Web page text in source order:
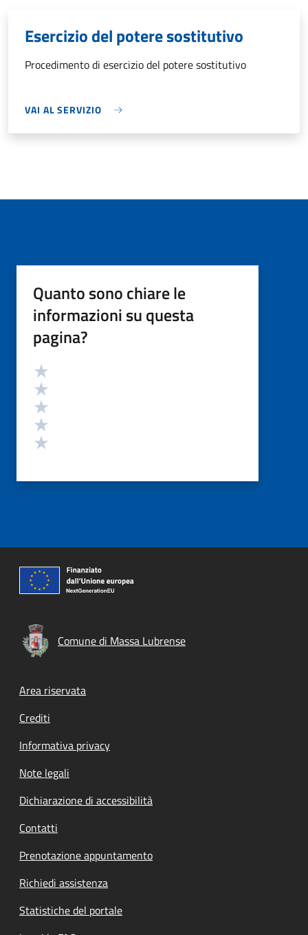
Esercizio del potere sostitutivo
Procedimento di esercizio del potere sostitutivo
VAI AL SERVIZIO
Quanto sono chiare le
informazioni su questa
pagina?
Valutazione
Comune di Massa Lubrense
Footer menu
Area riservata
Crediti
Informativa privacy
Note legali
Dichiarazione di accessibilità
Contatti
Prenotazione appuntamento
Richiedi assistenza
Statistiche del portale